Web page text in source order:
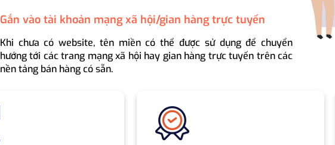
Gắn vào tài khoản mạng xã hội/gian hàng trực tuyến
Khi chưa có website, tên miền có thể được sử dụng để chuyển
hướng tới các trang mạng xã hội hay gian hàng trực tuyến trên các
nền tảng bán hàng có sẵn.